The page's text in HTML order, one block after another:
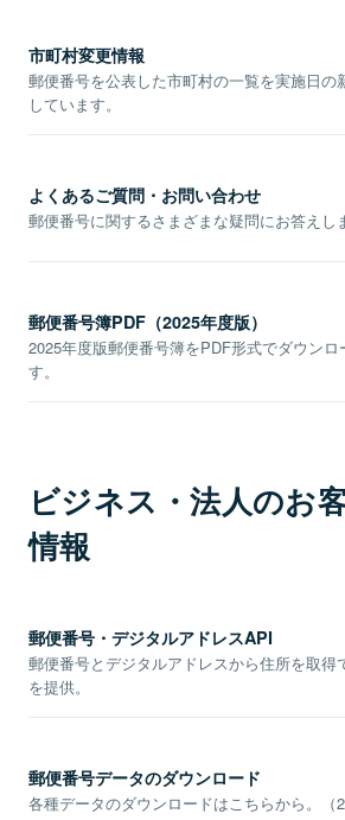
市町村変更情報
郵便番号を公表した市町村の一覧を実施日の
しています。
よくあるご質問・お問い合わせ
郵便番号に関するさまざまな疑問にお答えし
郵便番号簿PDF（2025年度版）
2025年度版郵便番号簿をPDF形式でダウンロ
す。
ビジネス・法人のお
情報
郵便番号・デジタルアドレスAPI
郵便番号とデジタルアドレスから住所を取得
を提供。
郵便番号データのダウンロード
各種データのダウンロードはこちらから。（